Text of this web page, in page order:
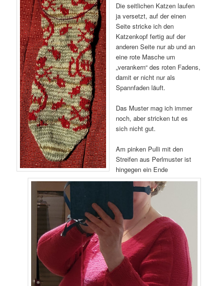
Die seitlichen Katzen laufen
ja versetzt, auf der einen
Seite stricke ich den
Katzenkopf fertig auf der
anderen Seite nur ab und an
eine rote Masche um
„verankern“ des roten Fadens,
damit er nicht nur als
Spannfaden läuft.
Das Muster mag ich immer
noch, aber stricken tut es
sich nicht gut.
Am pinken Pulli mit den
Streifen aus Perlmuster ist
hingegen ein Ende